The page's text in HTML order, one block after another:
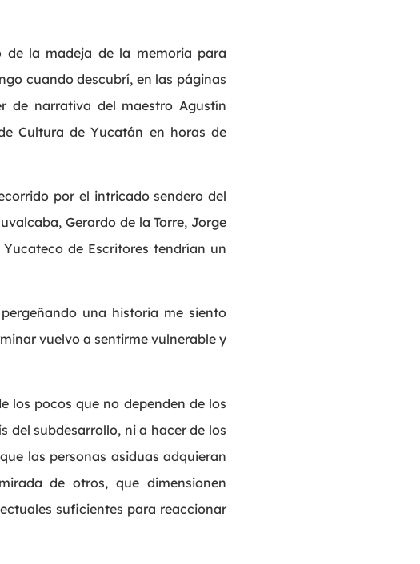
de la madeja de la memoria para
cuando descubrí, en las páginas
de narrativa del maestro Agustín
Cultura de Yucatán en horas de
por el intricado sendero del
Gerardo de la Torre, Jorge
de Escritores tendrían un
una historia me siento
vuelvo a sentirme vulnerable y
los pocos que no dependen de los
del subdesarrollo, ni a hacer de los
las personas asiduas adquieran
de otros, que dimensionen
suficientes para reaccionar